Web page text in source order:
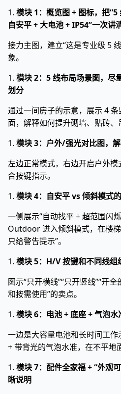
1. 模块 1：概览图 + 图标，把
自安平 + 大电池 + IP54”一次讲
接力主图，建立“这是专业级 5
象。
1. 模块 2：5 线布局场景图，尽
划分
通过一间房子的示意，展示 4
面，解释如何提升砌墙、贴砖、
1. 模块 3：户外/强光对比图，
左边正常模式，右边开启户外
合按键指示。
1. 模块 4：自安平 vs 倾斜模式
一侧展示“自动找平 + 超范围闪
Outdoor 进入倾斜模式，在楼梯
只给警告提示”。
1. 模块 5：H/V 按键和不同线组
图示“只开横线”“只开竖线”“开
和按需使用”的卖点。
1. 模块 6：电池 + 底座 + 气泡水
一边是大容量电池和长时间工
+ 带背光的气泡水准，在不平地
1. 模块 7：配件全家福 + “外观
晰说明